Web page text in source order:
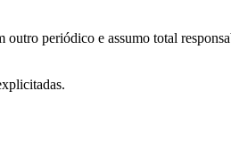
periódico e assumo total